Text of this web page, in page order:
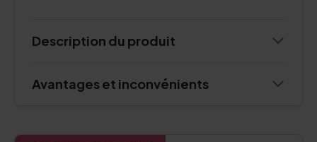
Description du produit
Avantages et inconvénients